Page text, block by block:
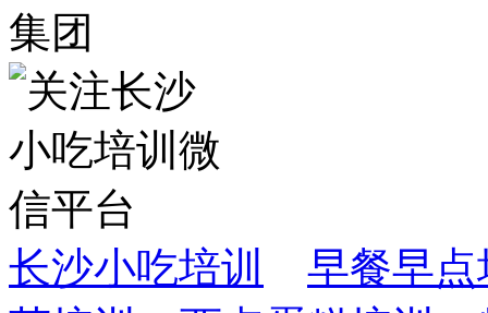
长沙小吃培训
早餐早点